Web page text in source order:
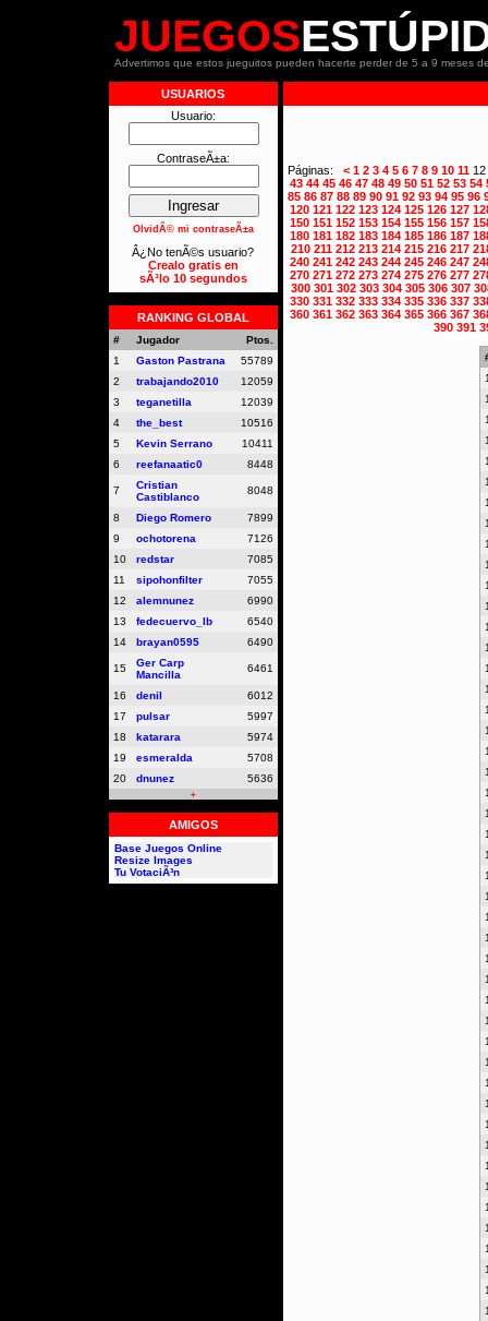
JUEGOS
Advertimos que estos jueguitos pueden hacerte perder de 5 a 9 meses
USUARIOS
Usuario:
ContraseÃ±a:
OlvidÃ© mi contraseÃ±a
Â¿No tenÃ©s usuario?
Crealo gratis en
sÃ³lo 10 segundos
RANKING GLOBAL
# Jugador
Ptos.
1
Gaston Pastrana
55789
2
trabajando2010
12059
3
teganetilla
12039
4
the_best
10516
5
Kevin Serrano
10411
6
reefanaatic0 8448
7
Cristian
Castiblanco
8048
8 Diego Romero
7899
9
ochotorena
7126
10
redstar
7085
11
sipohonfilter
7055
12
alemnunez
6990
13
fedecuervo_lb
6540
14
brayan0595 6490
15
Ger Carp
Mancilla
6461
16 denil
6012
17
pulsar
5997
18
katarara
5974
19
esmeralda
5708
20
dnunez 5636
+
AMIGOS
Base Juegos Online
Resize Images
Tu VotaciÃ³n
Páginas: < 1 2 3 4 5 6 7 8 9 10 11 12
43 44 45 46 47 48 49 50 51 52 53 54
85 86 87 88 89 90 91 92 93 94 95 96
120 121 122 123 124 125 126 127
150 151 152 153 154 155 156 157
180 181 182 183 184 185 186 187
210 211 212 213 214 215 216 217
240 241 242 243 244 245 246 247
270 271 272 273 274 275 276 277
300 301 302 303 304 305 306 307
330 331 332 333 334 335 336 337
360 361 362 363 364 365 366 367
390 391